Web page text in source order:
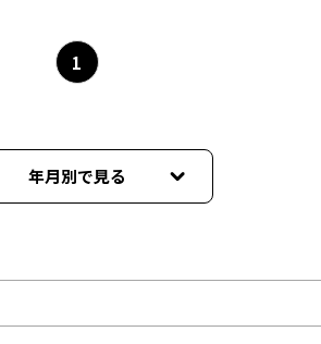
1
年月別で見る